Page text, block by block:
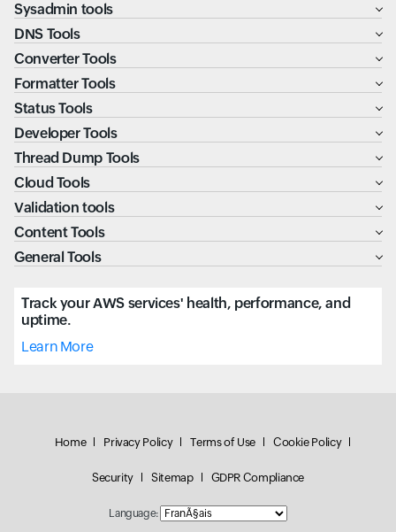
Sysadmin tools
DNS Tools
Converter Tools
Formatter Tools
Status Tools
Developer Tools
Thread Dump Tools
Cloud Tools
Validation tools
Content Tools
General Tools
Track your AWS services' health, performance, and
uptime.
Learn More
Home Privacy Policy Terms of Use Cookie Policy
Security Sitemap GDPR Compliance
Language: